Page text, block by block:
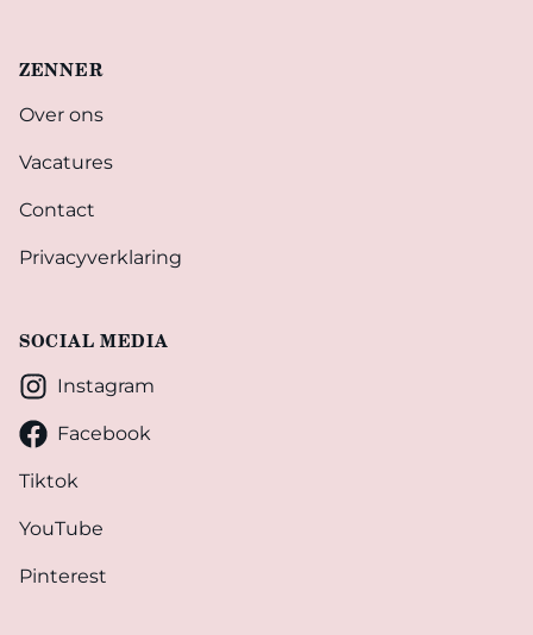
ZENNER
Over ons
Vacatures
Contact
Privacyverklaring
SOCIAL MEDIA
Instagram
Facebook
Tiktok
YouTube
Pinterest